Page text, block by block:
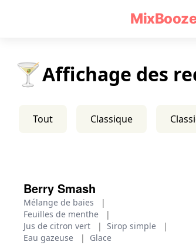
MixBooze
🍸Affichage des
Tout Classique
Berry Smash
Mélange de baies
|
Feuilles de menthe
|
Jus de citron vert
| Sirop simple
|
Eau gazeuse
| Glace